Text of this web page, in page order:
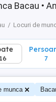
Bacau •
Locuri de
16 7
munca